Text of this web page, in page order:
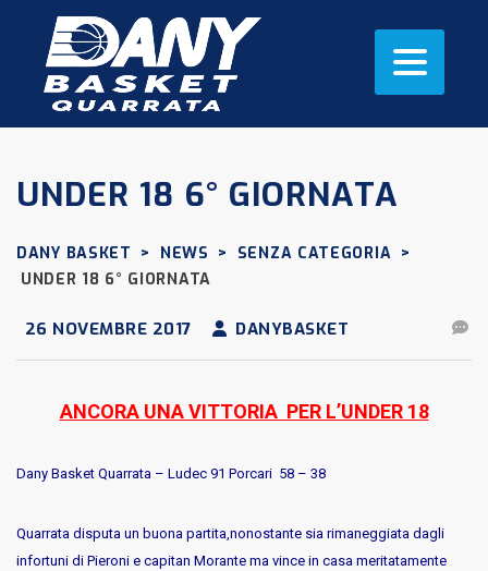
UNDER 18 6° GIORNATA
DANY BASKET > NEWS > SENZA CATEGORIA >
UNDER 18 6° GIORNATA
26 NOVEMBRE 2017 DANYBASKET
ANCORA UNA VITTORIA PER L’UNDER 18
Dany Basket Quarrata – Ludec 91 Porcari 58 – 38
Quarrata disputa un buona partita,nonostante sia rimaneggiata dagli
infortuni di Pieroni e capitan Morante ma vince in casa meritatamente